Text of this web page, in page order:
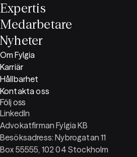
Expertis
Medarbetare
Nyheter
Advokatfirman Fylgia KB
Besöksadress: Nybrogatan 11
Box 55555, 102 04 Stockholm
Följ oss
LinkedIn
Om Fylgia
Karriär
Hållbarhet
Kontakta oss